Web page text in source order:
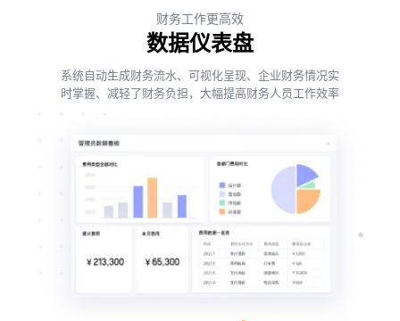
财务工作更高效
数据仪表盘
系统自动生成财务流水、可视化呈现、企业财务情况实
时掌握、减轻了财务负担，大幅提高财务人员工作效率